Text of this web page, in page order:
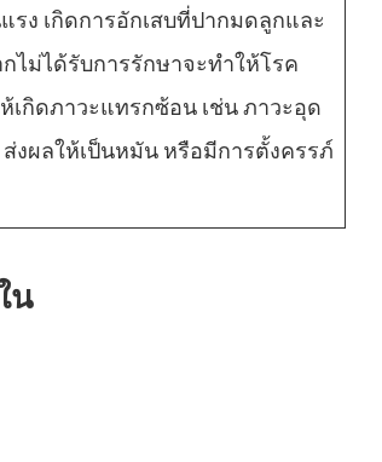
รง เกิดการอักเสบที่ปากมดลูกและ
ไม่ได้รับการรักษาจะทำให้โรค
เกิดภาวะแทรกซ้อน เช่น ภาวะอุด
งผลให้เป็นหมัน หรือมีการตั้งครรภ์
น